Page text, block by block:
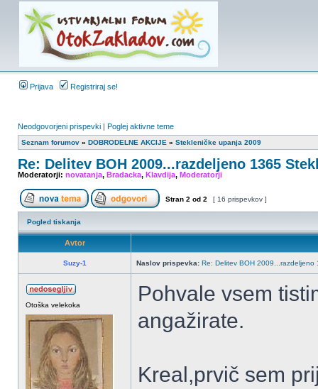
Prijava Registriraj se!
Neodgovorjeni prispevki | Poglej aktivne teme
Seznam forumov » DOBRODELNE AKCIJE » Stekleničke upanja 2009
Re: Delitev BOH 2009...razdeljeno 1365
Moderatorji: novatanja, Bradacka, Klavdija, Moderatorji
Stran 2 od 2 [ 16 prispevkov ]
Pogled tiskanja
Avtor
Suzy-1 Naslov prispevka: Re: Delitev BOH
Otoška velekoka
Pohvale vsem
angažirate.
Kreal,prvič sem